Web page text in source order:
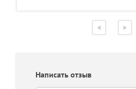
Написать отзыв